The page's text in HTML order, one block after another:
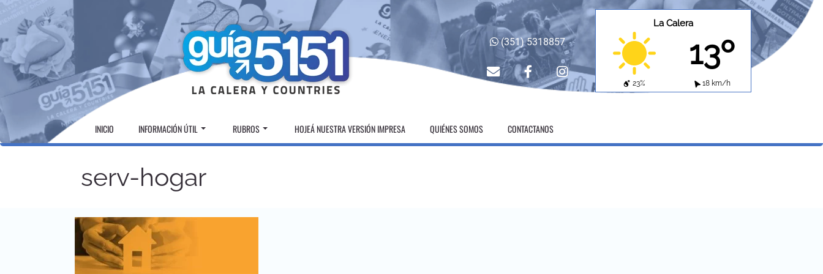
content
(351) 5318857
envelopefacebookinstagram
La Calera
13º
23% 18 km/h
INICIO INFORMACIÓN ÚTIL RUBROS HOJEÁ NUESTRA VERSIÓN IMPRESA QUIÉNES SOMOS CONTACTANOS
serv-hogar